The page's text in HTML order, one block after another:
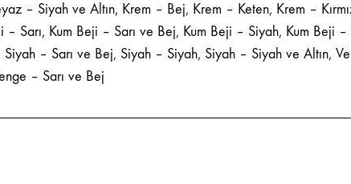
– Siyah ve Altın, Krem – Bej, Krem – Keten, Krem –
– Sarı, Kum Beji – Sarı ve Bej, Kum Beji – Siyah, Kum Beji
Siyah – Sarı ve Bej, Siyah – Siyah, Siyah – Siyah ve Altın,
– Sarı ve Bej